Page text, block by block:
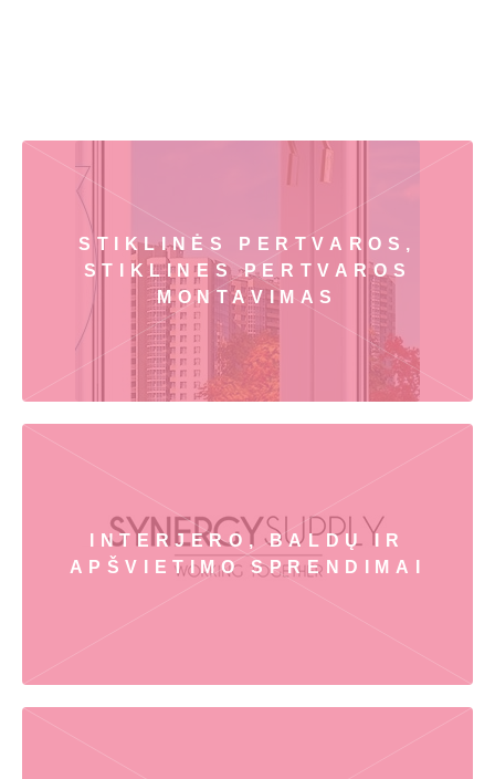
STIKLINĖS PERTVAROS,
STIKLINES PERTVAROS
MONTAVIMAS
INTERJERO, BALDŲ IR
APŠVIETIMO SPRENDIMAI